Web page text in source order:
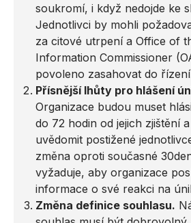
soukromí, i když nedojde ke
Jednotlivci by mohli
za citové utrpení a Office of
Information Commissioner
povoleno zasahovat do
Přísnější lhůty pro hlášení
Organizace budou muset
do 72 hodin od jejich zjištění
uvědomit postižené
změna oproti současné
vyžaduje, aby organizace
informace o své reakci na
Změna definice souhlasu.